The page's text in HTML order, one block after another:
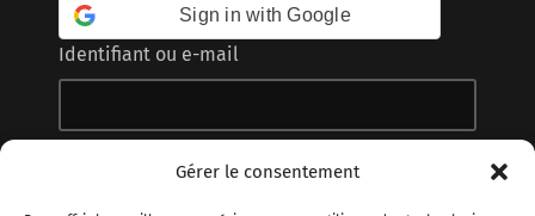
Gérer le consentement
Sign in with Google
Identifiant ou e-mail